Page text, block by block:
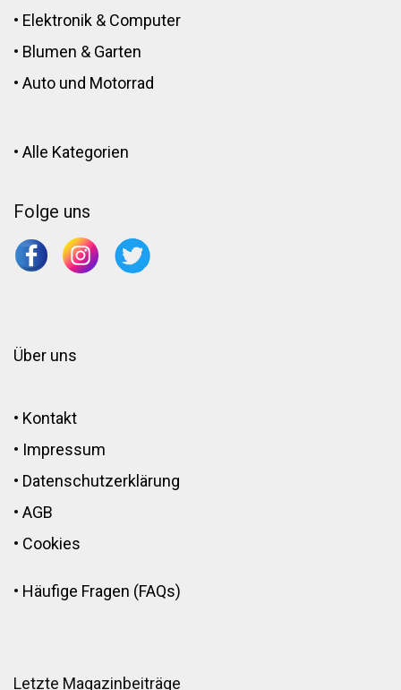
• Elektronik & Computer
• Blumen & Garten
• Auto und Motorrad
• Alle Kategorien
Folge uns
Über uns
• Kontakt
• Impressum
• Datenschutzerklärung
• AGB
• Cookies
• Häufige Fragen (FAQs)
Letzte Magazinbeiträge